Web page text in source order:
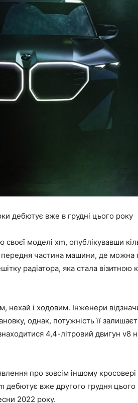
дебютує вже в грудні цього року
моделі xm, опублікувавши
частина машини, де можна
радіатора, яка стала візитною
нехай і ходовим. Інженери
однак, потужність її
4,4-літровий двигун v8
про зовсім іншому
вже другого грудня цього
2022 року.